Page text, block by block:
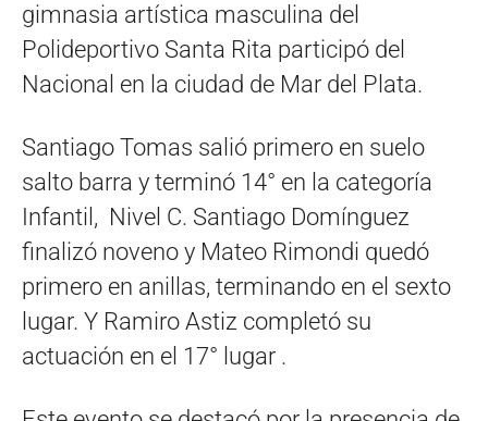
gimnasia artística masculina del
Polideportivo Santa Rita participó del
Nacional en la ciudad de Mar del Plata.
Santiago Tomas salió primero en suelo
salto barra y terminó 14° en la categoría
Infantil, Nivel C. Santiago Domínguez
finalizó noveno y Mateo Rimondi quedó
primero en anillas, terminando en el sexto
lugar. Y Ramiro Astiz completó su
actuación en el 17° lugar .